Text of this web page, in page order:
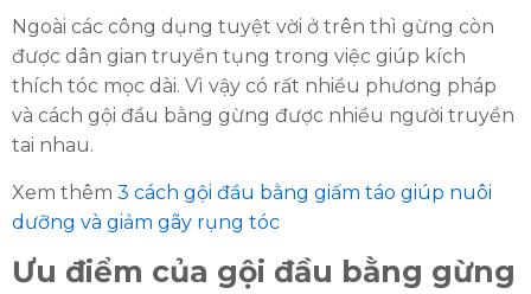
Ngoài các công dụng tuyệt vời ở trên thì gừng còn
được dân gian truyền tụng trong việc giúp kích
thích tóc mọc dài. Vì vậy có rất nhiều phương pháp
và cách gội đầu bằng gừng được nhiều người truyền
tai nhau.
Xem thêm 3 cách gội đầu bằng giấm táo giúp nuôi
dưỡng và giảm gãy rụng tóc
Ưu điểm của gội đầu bằng gừng